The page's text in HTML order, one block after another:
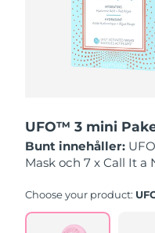
UFO™ 3 mini
Bunt innehåller:
Mask och 7 x Call It a
Choose your product:
Monaco
Nya Zeeland
Oman